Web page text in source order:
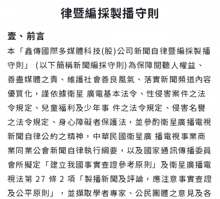
律暨編採製播守則
壹、前言
本「鑫傳國際多媒體科技(股)公司新聞自律暨編採製播
守則」 (以下簡稱新聞編採守則)為保障閱聽人權益、
善盡媒體之責、維護社會善良風氣、落實新聞頻道內容
優質化，謹依據衛星 廣電基本法令、性侵害案件之法
令規定、兒童福利及少年事 件之法令規定、侵害名譽
之法令規定、身心障礙者保護法，並參酌衛星廣播電視
新聞自律公約之精神，中華民國衛星廣 播電視事業商
業同業公會新聞自律執行綱要，以及國家通訊傳播委員
會所擬定「建立我國事實查證參考原則」及衛星廣播電
視法第 27 條 2 項「製播新聞及評論，應注意事實查證
及公平原則」，並擷取學者專家、公民團體之意見及各